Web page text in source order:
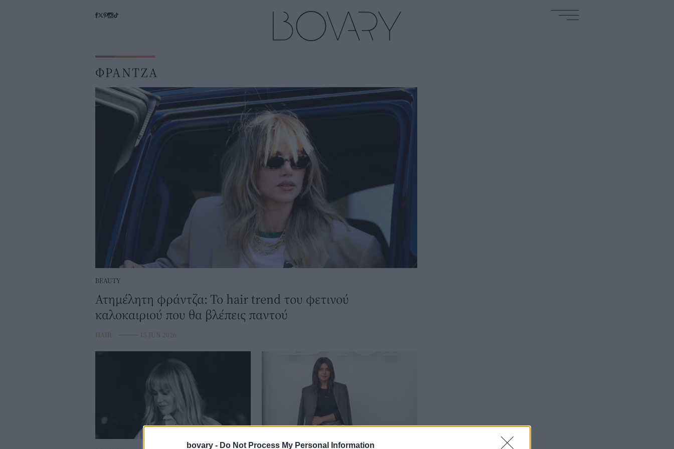
bovary - Do Not Process My Personal Information
ΦΡΑΝΤΖΑ
BEAUTY
Ατημέλητη φράντζα: Το hair trend του φετινού
καλοκαιριού που θα βλέπεις παντού
HAIR ⸻ 15 JUN 2026